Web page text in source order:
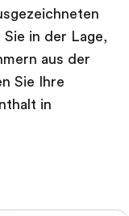
in der Lage,
aus der
Sie Ihre
in